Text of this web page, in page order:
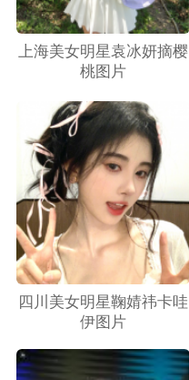
上海美女明星袁冰妍摘樱
桃图片
四川美女明星鞠婧祎卡哇
伊图片